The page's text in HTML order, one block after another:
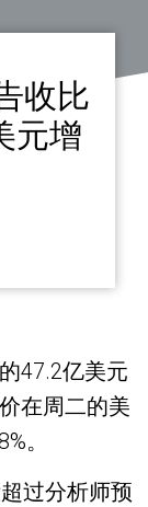
收比
元增
47.2亿美元
在周二的美
。
过分析师预